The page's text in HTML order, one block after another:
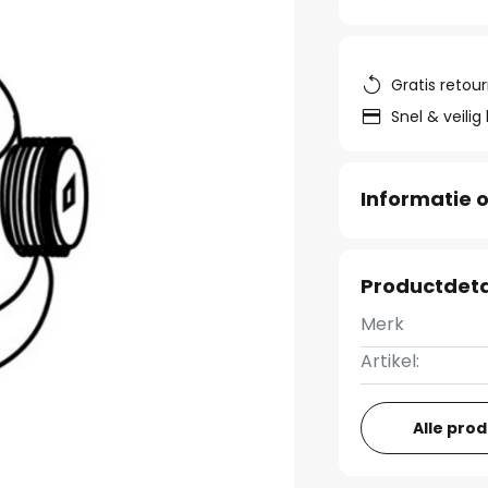
Gratis
Snel &
Informatie
Merk
Artikel:
Alle